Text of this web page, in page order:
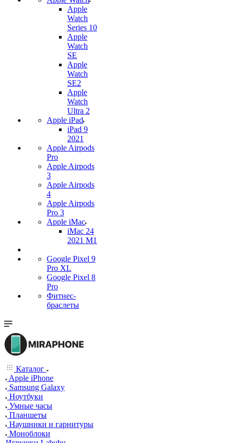
Apple
Watch
Series 10
Apple
Watch
SE
Apple
Watch
SE2
Apple
Watch
Ultra 2
Apple iPad
iPad 9
2021
Apple Airpods
Pro
Apple Airpods
3
Apple Airpods
4
Apple Airpods
Pro 3
Apple iMac
iMac 24
2021 M1
Google Pixel 9
Pro XL
Google Pixel 8
Pro
Фитнес-
браслеты
Каталог
Apple iPhone
Samsung Galaxy
Ноутбуки
Умные часы
Планшеты
Наушники и гарнитуры
Моноблоки